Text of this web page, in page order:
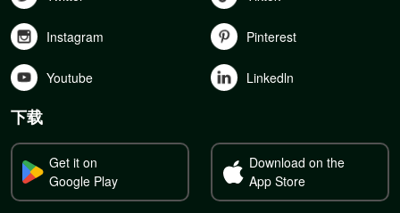
Instagram Pinterest
Youtube Linkedln
下载
Get it on
Google Play
Download on the
App Store